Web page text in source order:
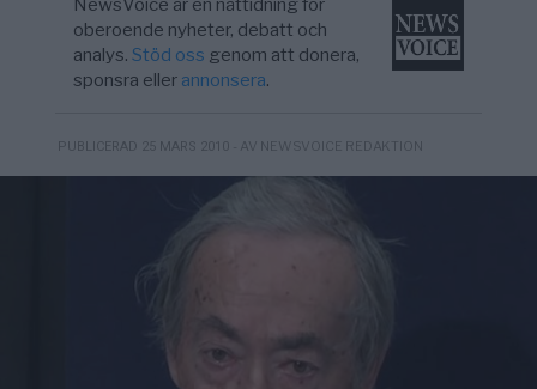
NewsVoice är en nättidning för
oberoende nyheter, debatt och
analys.Stöd oss genom att donera,
sponsra eller annonsera.
PUBLICERAD 25 MARS 2010 - AV NEWSVOICE REDAKTION